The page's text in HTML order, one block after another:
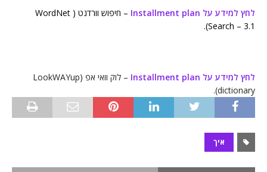
לחץ למידע על Installment plan
– חיפוש וורדנט ( WordNet
Search – 3.1).
לחץ למידע על Installment plan
– לוק וואי אפ (LookWAYup
dictionary).
איך